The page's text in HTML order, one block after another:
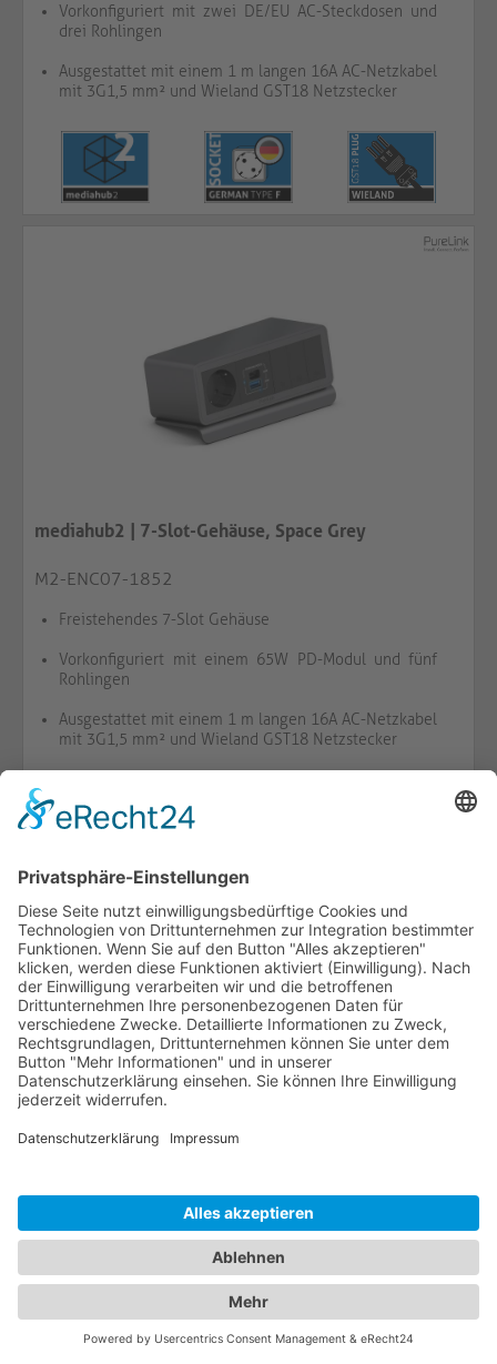
Vorkonfiguriert mit zwei DE/EU AC-Steckdosen und
drei Rohlingen
Ausgestattet mit einem 1 m langen 16A AC-Netzkabel
mit 3G1,5 mm² und Wieland GST18 Netzstecker
mediahub2 | 7-Slot-Gehäuse, Space Grey
M2-ENC07-1852
Freistehendes 7-Slot Gehäuse
Vorkonfiguriert mit einem 65W PD-Modul und fünf
Rohlingen
Ausgestattet mit einem 1 m langen 16A AC-Netzkabel
mit 3G1,5 mm² und Wieland GST18 Netzstecker
M2-ENC07-1860
Freistehendes 7-Slot Gehäuse
Vorkonfiguriert mit zwei DE/EU-
einer Blindabdeckung